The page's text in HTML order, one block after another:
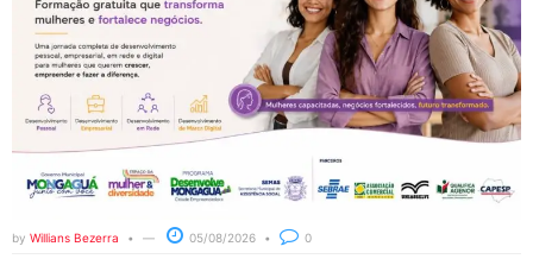
by Willians Bezerra 05/08/2026 0